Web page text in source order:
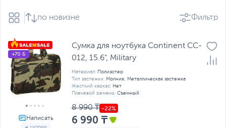
по новизне Фильтр
+70 Б
Сумка для ноутбука Continent CC-
012, 15.6", Military
Материал: Полиэстер
Тип застежки: Молния; Металлическая застежка
Жесткий каркас: Нет
Плечевой ремень: Съемный
8 990 ₸
6 990 ₸